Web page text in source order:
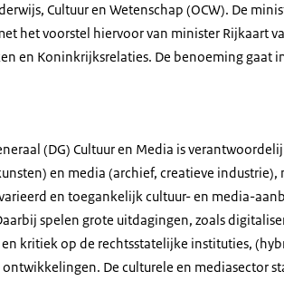
Cultuur en Wetenschap (OCW). De
het voorstel hiervoor van minister Rijkaart
en Koninkrijksrelaties. De benoeming gaat
(DG) Cultuur en Media is
en media (archief, creatieve industrie),
en toegankelijk cultuur- en media-
spelen grote uitdagingen, zoals
kritiek op de rechtsstatelijke instituties,
De culturele en mediasector